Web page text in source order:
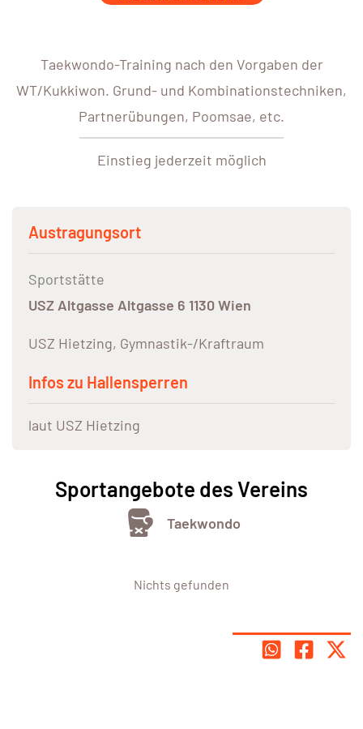
Taekwondo-Training nach den Vorgaben der
WT/Kukkiwon. Grund- und Kombinationstechniken,
Partnerübungen, Poomsae, etc.
Einstieg jederzeit möglich
Austragungsort
Sportstätte
USZ Altgasse Altgasse 6 1130 Wien
USZ Hietzing, Gymnastik-/Kraftraum
Infos zu Hallensperren
laut USZ Hietzing
Sportangebote des Vereins
Taekwondo
Nichts gefunden